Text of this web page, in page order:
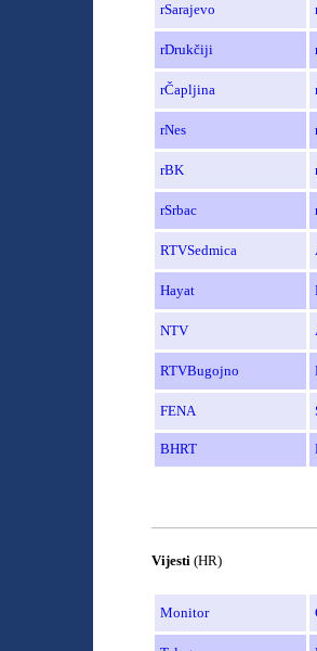
rSarajevo
rDrukčiji
rČapljina
rNes
rBK
rSrbac
RTVSedmica
Hayat
NTV
RTVBugojno
FENA
BHRT
Vijesti (HR)
Monitor